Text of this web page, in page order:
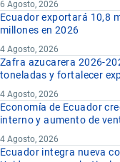
6 Agosto, 2026
Ecuador exportará 10,8
millones en 2026
4 Agosto, 2026
Zafra azucarera 2026-
toneladas y fortalecer
4 Agosto, 2026
Economía de Ecuador
interno y aumento de
4 Agosto, 2026
Ecuador integra nueva